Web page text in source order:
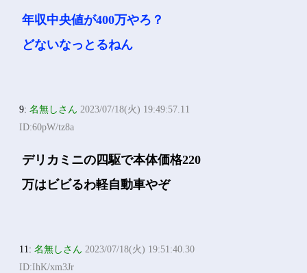
年収中央値が400万やろ？
どないなっとるねん
9:名無しさん 2023/07/18(火) 19:49:57.11
ID:60pW/tz8a
デリカミニの四駆で本体価格220
万はビビるわ軽自動車やぞ
11:名無しさん 2023/07/18(火) 19:51:40.30
ID:IhK/xm3Jr